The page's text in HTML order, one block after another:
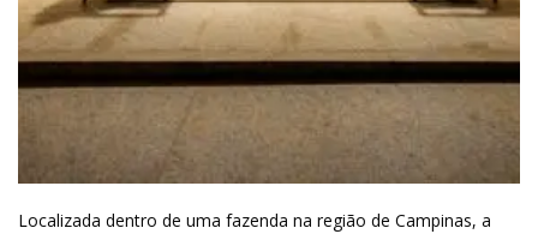
Localizada dentro de uma fazenda na região de Campinas, a